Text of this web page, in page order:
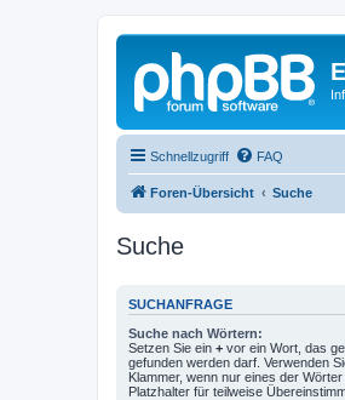
Schnellzugriff FAQ
Foren-Übersicht Suche
Suche
SUCHANFRAGE
Suche nach Wörtern:
Setzen Sie ein + vor ein Wort, das
gefunden werden darf. Verwenden
Klammer, wenn nur eines der
Platzhalter für teilweise